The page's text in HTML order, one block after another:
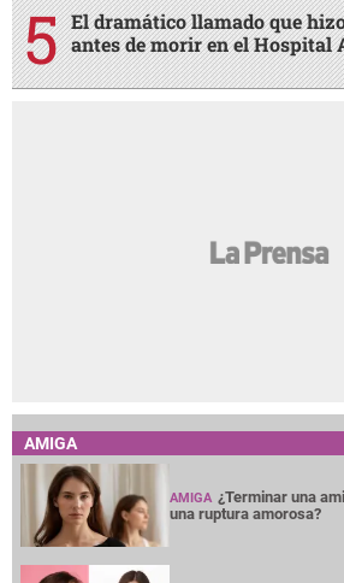
El dramático llamado que
antes de morir en el Hospital
AMIGA
AMIGA ¿Terminar una
una ruptura amorosa?